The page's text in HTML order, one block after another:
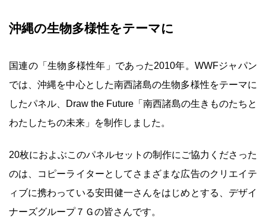
沖縄の生物多様性をテーマに
国連の「生物多様性年」であった2010年。WWFジャパン
では、沖縄を中心とした南西諸島の生物多様性をテーマに
したパネル、Draw the Future「南西諸島の生きものたちと
わたしたちの未来」を制作しました。
20枚におよぶこのパネルセットの制作にご協力くださった
のは、コピーライターとしてさまざまな広告のクリエイテ
ィブに携わっている安田健一さんをはじめとする、デザイ
ナーズグループ７Ｇの皆さんです。